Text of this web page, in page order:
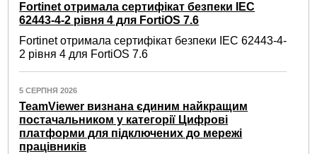
Fortinet отримала сертифікат безпеки IEC
62443-4-2 рівня 4 для FortiOS 7.6
Fortinet отримала сертифікат безпеки IEC 62443-4-
2 рівня 4 для FortiOS 7.6
5 СЕРПНЯ 2026
TeamViewer визнана єдиним найкращим
постачальником у категорії Цифрові
платформи для підключених до мережі
працівників